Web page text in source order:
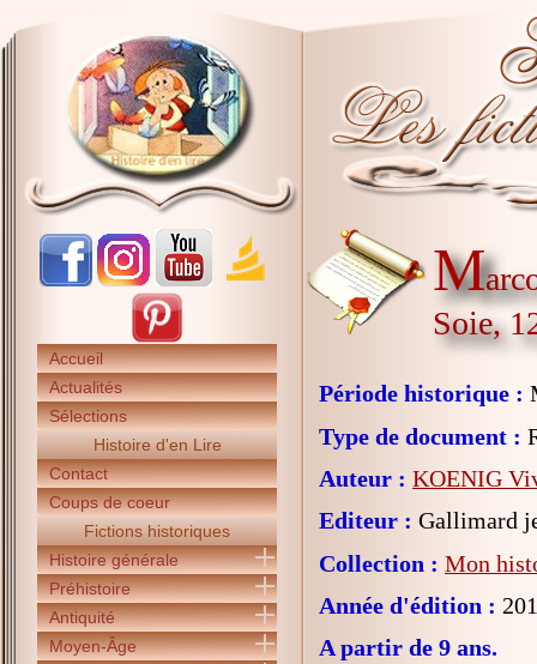
Accueil
Actualités
Sélections
Histoire d'en Lire
Contact
Coups de coeur
Fictions historiques
Histoire générale
Préhistoire
Antiquité
Moyen-Âge
M
Soie,
Période historique :
Type de document :
Auteur : KOENIG
Editeur : Gallimard
Collection : Mon
Année d'édition :
A partir de 9 ans.